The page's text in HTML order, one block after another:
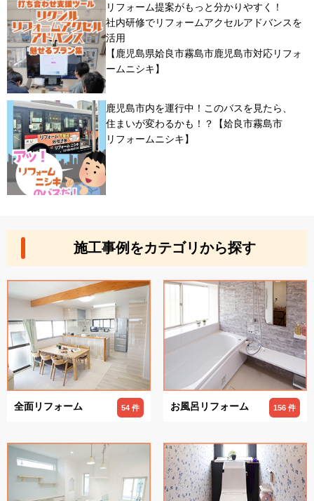
リフォーム提案がもっと分かりやすく！
社内研修でリフォームアクセルアドバンスを
活用
【鹿児島県姶良市霧島市鹿児島市対応リフォ
ームニシキ】
鹿児島市内を運行中！このバスを見たら、
住まいが変わるかも！？【姶良市霧島市
リフォームニシキ】
施工事例をカテゴリから探す
全面リフォーム 54 件 お風呂リフォーム 156 件